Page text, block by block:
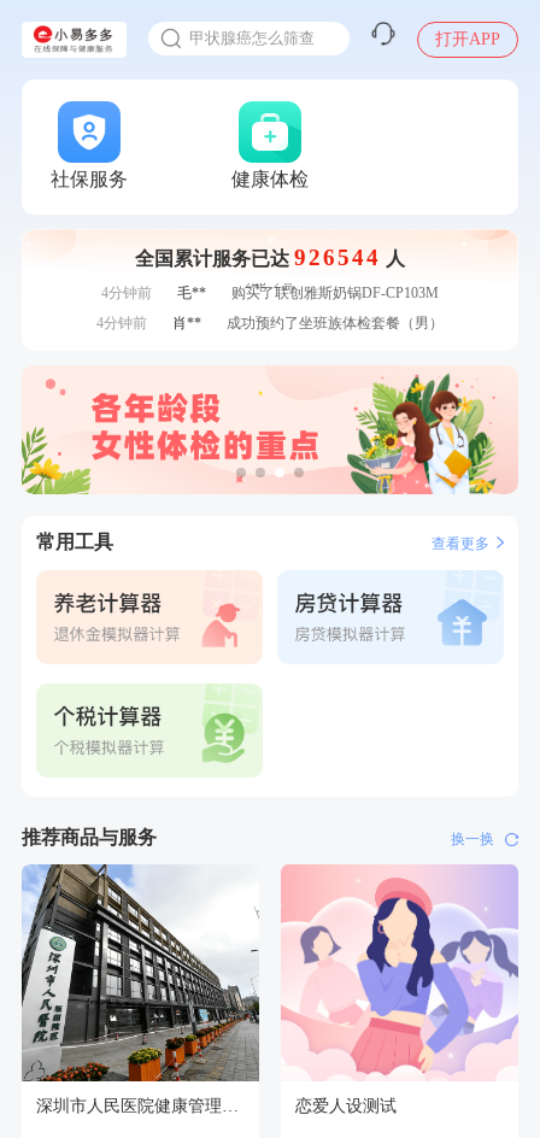
甲状腺癌怎么筛查
打开APP
社保服务 健康体检
全国累计服务已达 926544 人
7分钟前 林**
成功预约糖尿病强化体检套餐
刚刚
王**
成功预约女性常规体检套餐
刚刚
王**
成功预约女性常规体检套餐
毛**
购买了汤臣倍健多维男士多种维生素矿物质片1.5g*60片*2瓶
毛**
购买了汤臣倍健多维男士多种维生素矿物质片1.5g*60片*2瓶
1分钟前
侯**
购买了汤臣倍健水飞蓟葛根丹参片（护肝片）1.02g*120片
李**
购买了七年五季黑咖啡速溶低脂无添加蔗糖美式咖啡粉
24g*2盒
4分钟前 毛**
购买了联创雅斯奶锅DF-CP103M
4分钟前
肖**
成功预约了坐班族体检套餐（男）
购买了小熊电烤箱 DKX-F10M6
毛**
购买了汤臣倍健多维男士多种维生素矿物质片1.5g*60片*2
瓶
7分钟前 林**
成功预约糖尿病强化体检套餐
成功预约女性常规体检套餐
常用工具 查看更多
推荐商品与服务 换一换
恋爱人设测试